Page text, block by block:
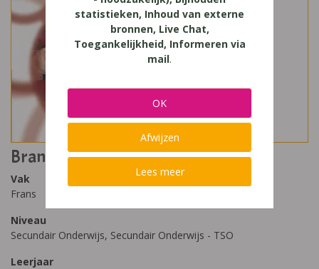
Branché 5 TSO contacts
Vak
Frans
Niveau
Secundair Onderwijs, Secundair Onderwijs - TSO
Leerjaar
statistieken, Inhoud van externe
bronnen, Live Chat,
Toegankelijkheid, Informeren via
mail.
OK
Afwijzen
Lees meer